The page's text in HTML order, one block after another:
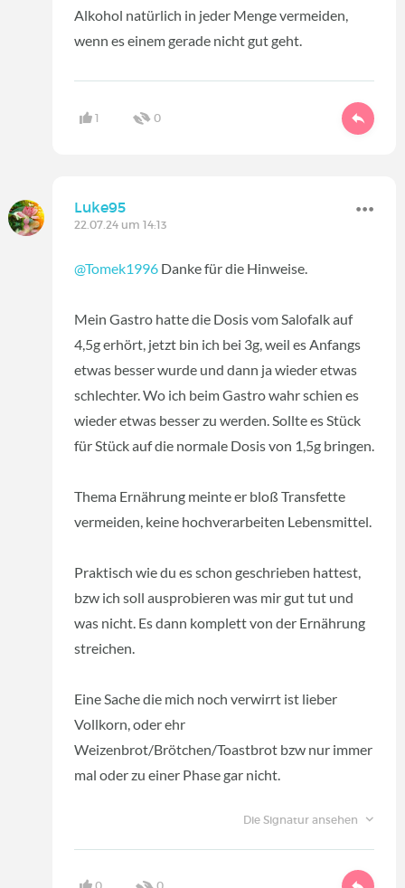
Alkohol natürlich in jeder Menge vermeiden,
wenn es einem gerade nicht gut geht.
1 0
Luke95
22.07.24 um 14:13
@Tomek1996 Danke für die Hinweise.
Mein Gastro hatte die Dosis vom Salofalk auf
4,5g erhört, jetzt bin ich bei 3g, weil es Anfangs
etwas besser wurde und dann ja wieder etwas
schlechter. Wo ich beim Gastro wahr schien es
wieder etwas besser zu werden. Sollte es Stück
für Stück auf die normale Dosis von 1,5g bringen.
Thema Ernährung meinte er bloß Transfette
vermeiden, keine hochverarbeiten Lebensmittel.
Praktisch wie du es schon geschrieben hattest,
bzw ich soll ausprobieren was mir gut tut und
was nicht. Es dann komplett von der Ernährung
streichen.
Eine Sache die mich noch verwirrt ist lieber
Vollkorn, oder ehr
Weizenbrot/Brötchen/Toastbrot bzw nur immer
mal oder zu einer Phase gar nicht.
Die Signatur ansehen